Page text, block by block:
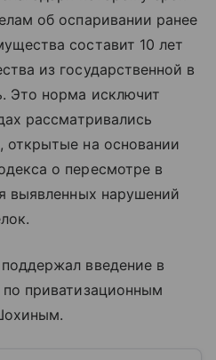
об оспаривании ранее
составит 10 лет
из государственной в
Это норма исключит
рассматривались
открытые на основании
о пересмотре в
выявленных нарушений
введение в
приватизационным